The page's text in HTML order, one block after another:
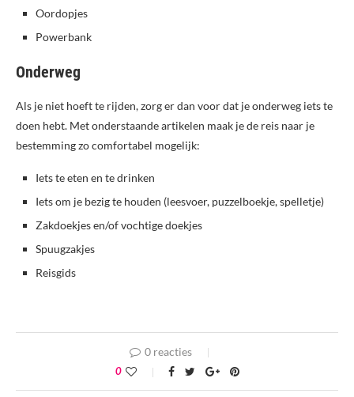
Oordopjes
Powerbank
Onderweg
Als je niet hoeft te rijden, zorg er dan voor dat je onderweg iets te
doen hebt. Met onderstaande artikelen maak je de reis naar je
bestemming zo comfortabel mogelijk:
Iets te eten en te drinken
Iets om je bezig te houden (leesvoer, puzzelboekje, spelletje)
Zakdoekjes en/of vochtige doekjes
Spuugzakjes
Reisgids
0 reacties
0